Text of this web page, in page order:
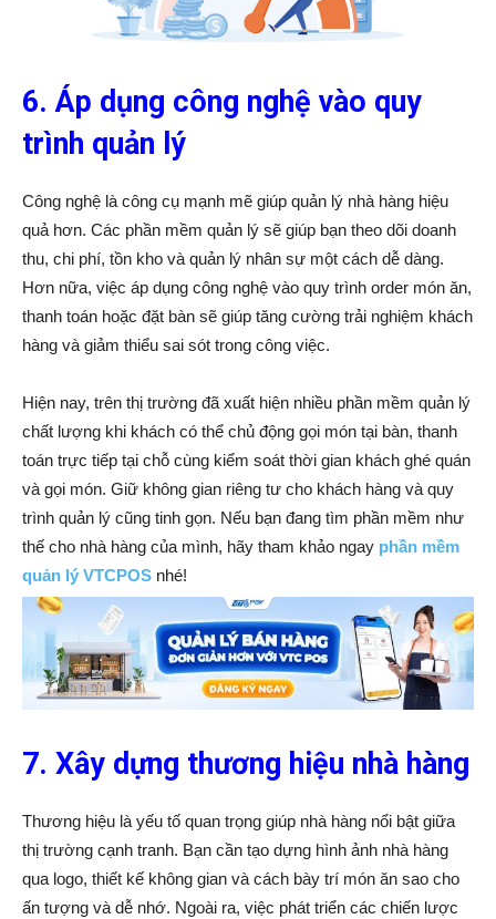
6. Áp dụng công nghệ vào quy
trình quản lý
Công nghệ là công cụ mạnh mẽ giúp quản lý nhà hàng hiệu
quả hơn. Các phần mềm quản lý sẽ giúp bạn theo dõi doanh
thu, chi phí, tồn kho và quản lý nhân sự một cách dễ dàng.
Hơn nữa, việc áp dụng công nghệ vào quy trình order món ăn,
thanh toán hoặc đặt bàn sẽ giúp tăng cường trải nghiệm khách
hàng và giảm thiểu sai sót trong công việc.
Hiện nay, trên thị trường đã xuất hiện nhiều phần mềm quản lý
chất lượng khi khách có thể chủ động gọi món tại bàn, thanh
toán trực tiếp tại chỗ cùng kiểm soát thời gian khách ghé quán
và gọi món. Giữ không gian riêng tư cho khách hàng và quy
trình quản lý cũng tinh gọn. Nếu bạn đang tìm phần mềm như
thế cho nhà hàng của mình, hãy tham khảo ngay phần mềm
quản lý VTCPOS nhé!
7. Xây dựng thương hiệu nhà hàng
Thương hiệu là yếu tố quan trọng giúp nhà hàng nổi bật giữa
thị trường cạnh tranh. Bạn cần tạo dựng hình ảnh nhà hàng
qua logo, thiết kế không gian và cách bày trí món ăn sao cho
ấn tượng và dễ nhớ. Ngoài ra, việc phát triển các chiến lược